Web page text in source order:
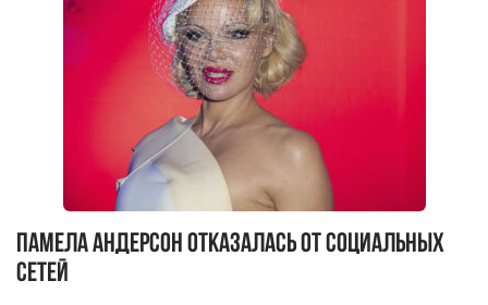
Памела Андерсон отказалась от социальных
сетей